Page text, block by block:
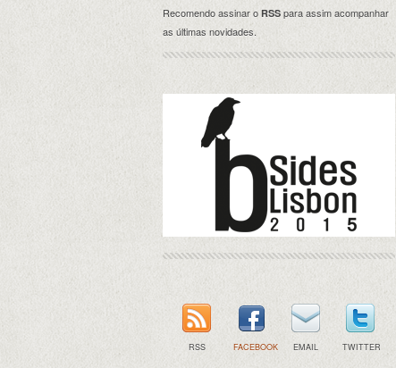
Recomendo assinar o RSS para assim acompanhar
as últimas novidades.
RSS FACEBOOK EMAIL TWITTER